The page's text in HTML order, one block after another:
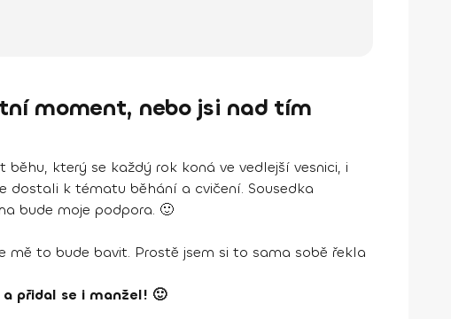
moment, nebo jsi nad tím
který se každý rok koná ve vedlejší vesnici, i
dostali k tématu běhání a cvičení. Sousedka
bude moje podpora. 🙂
to bude bavit. Prostě jsem si to sama sobě řekla
přidal se i manžel! 🙂